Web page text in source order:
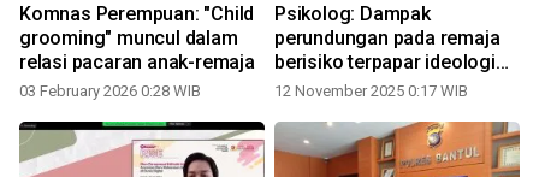
Komnas Perempuan: "Child
grooming" muncul dalam
relasi pacaran anak-remaja
03 February 2026 0:28 WIB
Psikolog: Dampak
perundungan pada remaja
berisiko terpapar ideologi
ekstrem
12 November 2025 0:17 WIB